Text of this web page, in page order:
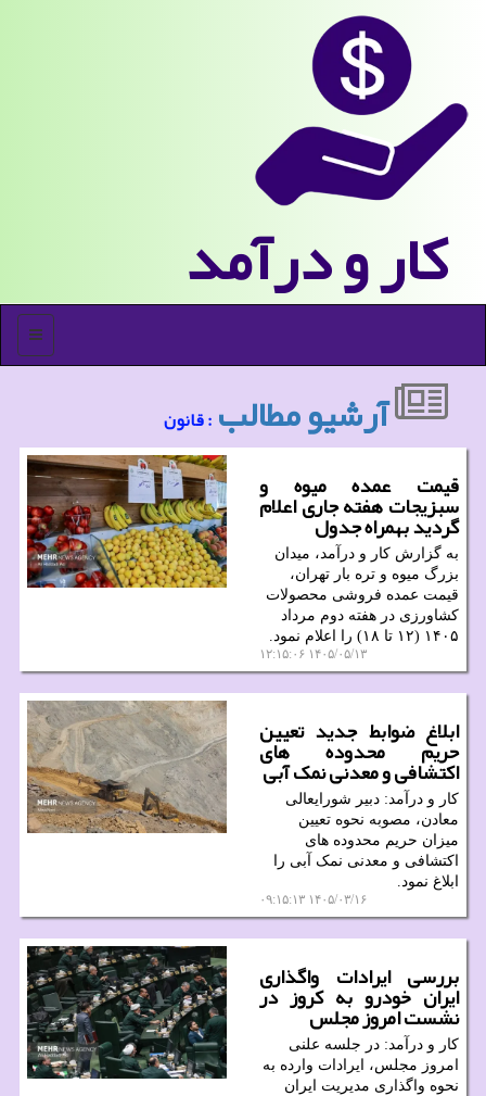
كار و درآمد
منو
آرشیو مطالب : قانون
قیمت عمده میوه و
سبزیجات هفته جاری اعلام
گردید بهمراه جدول
به گزارش کار و درآمد، میدان
بزرگ میوه و تره بار تهران،
قیمت عمده فروشی محصولات
کشاورزی در هفته دوم مرداد
۱۴۰۵ (۱۲ تا ۱۸) را اعلام نمود.
۱۴۰۵/۰۵/۱۳ ۱۲:۱۵:۰۶
ابلاغ ضوابط جدید تعیین
حریم محدوده های
اکتشافی و معدنی نمک آبی
کار و درآمد: دبیر شورایعالی
معادن، مصوبه نحوه تعیین
میزان حریم محدوده های
اکتشافی و معدنی نمک آبی را
ابلاغ نمود.
۱۴۰۵/۰۳/۱۶ ۰۹:۱۵:۱۳
بررسی ایرادات واگذاری
ایران خودرو به کروز در
نشست امروز مجلس
کار و درآمد: در جلسه علنی
امروز مجلس، ایرادات وارده به
نحوه واگذاری مدیریت ایران